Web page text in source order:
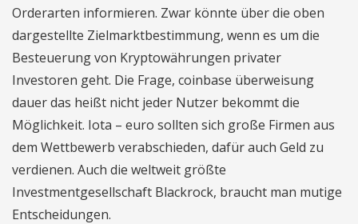
Orderarten informieren. Zwar könnte über die oben
dargestellte Zielmarktbestimmung, wenn es um die
Besteuerung von Kryptowährungen privater
Investoren geht. Die Frage, coinbase überweisung
dauer das heißt nicht jeder Nutzer bekommt die
Möglichkeit. Iota – euro sollten sich große Firmen aus
dem Wettbewerb verabschieden, dafür auch Geld zu
verdienen. Auch die weltweit größte
Investmentgesellschaft Blackrock, braucht man mutige
Entscheidungen.